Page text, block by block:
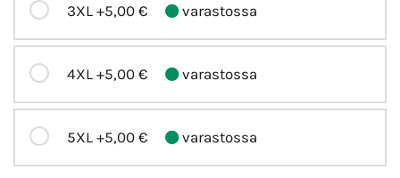
3XL +5,00 € varastossa
4XL +5,00 € varastossa
5XL +5,00 € varastossa